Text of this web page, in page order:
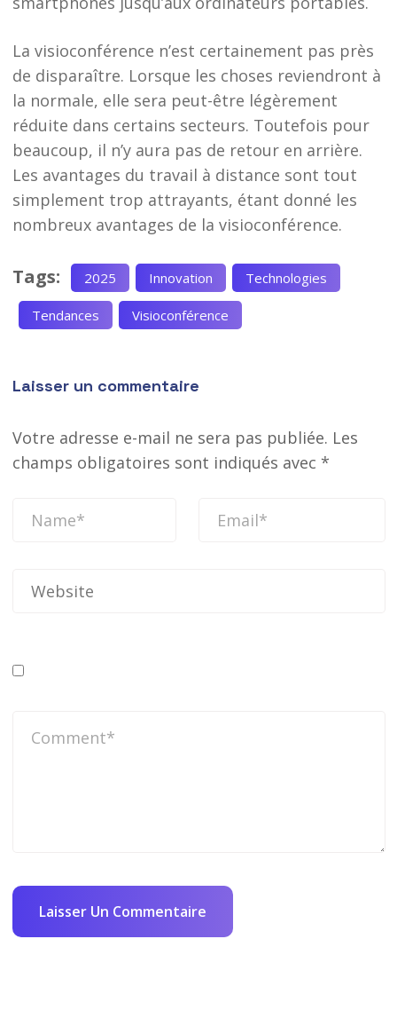
La visioconférence n’est certainement pas près
de disparaître. Lorsque les choses reviendront à
la normale, elle sera peut-être légèrement
réduite dans certains secteurs. Toutefois pour
beaucoup, il n’y aura pas de retour en arrière.
Les avantages du travail à distance sont tout
simplement trop attrayants, étant donné les
nombreux avantages de la visioconférence.
Tags: 2025 Innovation Technologies
Tendances Visioconférence
Laisser un commentaire
Votre adresse e-mail ne sera pas publiée. Les
champs obligatoires sont indiqués avec *